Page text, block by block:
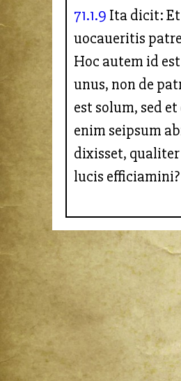
71.1.9 Ita dicit:
uocaueritis
Hoc autem id
unus, non de
est solum, sed et
enim seipsum
dixisset,
lucis efficiamini?